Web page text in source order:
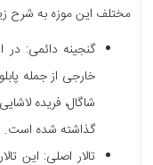
مختلف این موزه به شرح
گنجینه دائمی: در
خارجی از جمله
شاگال، فریده
گذاشته شده است.